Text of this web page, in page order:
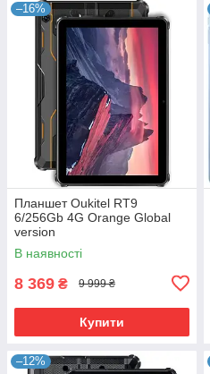
–16%
Планшет Oukitel RT9
6/256Gb 4G Orange Global
version
В наявності
8 369 ₴ 9 999 ₴
Купити
–12%